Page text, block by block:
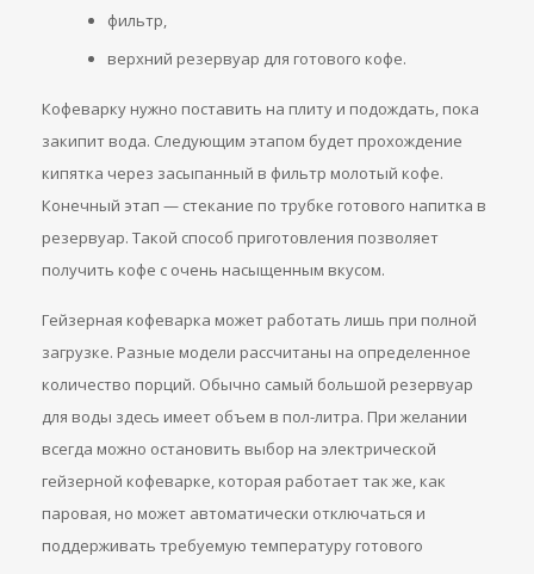
фильтр,
верхний резервуар для готового кофе.
Кофеварку нужно поставить на плиту и подождать, пока
закипит вода. Следующим этапом будет прохождение
кипятка через засыпанный в фильтр молотый кофе.
Конечный этап — стекание по трубке готового напитка в
резервуар. Такой способ приготовления позволяет
получить кофе с очень насыщенным вкусом.
Гейзерная кофеварка может работать лишь при полной
загрузке. Разные модели рассчитаны на определенное
количество порций. Обычно самый большой резервуар
для воды здесь имеет объем в пол-литра. При желании
всегда можно остановить выбор на электрической
гейзерной кофеварке, которая работает так же, как
паровая, но может автоматически отключаться и
поддерживать требуемую температуру готового